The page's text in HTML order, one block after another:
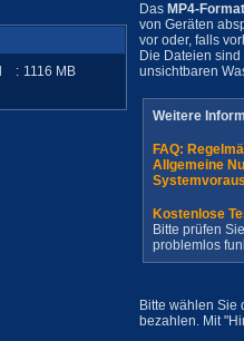
: 1116 MB
Das MP4-Format
von Geräten
vor oder, falls
Die Dateien
unsichtbaren
Weitere
FAQ:
Allgemeine
Kostenlose
Bitte prüfen
problemlos
Bitte wählen Sie
bezahlen. Mit